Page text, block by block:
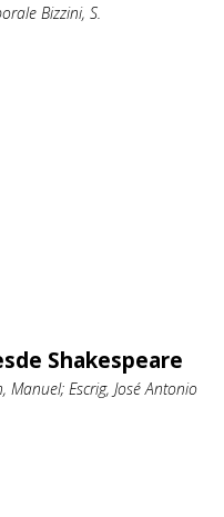
Bizzini, S.
Shakespeare
Manuel; Escrig, José Antonio